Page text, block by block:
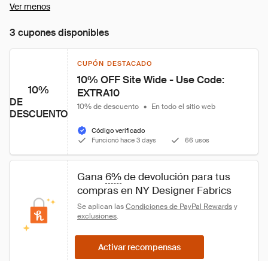
Ver menos
3 cupones disponibles
10%
DE
DESCUENTO
CUPÓN DESTACADO
10% OFF Site Wide - Use Code:
EXTRA10
10% de descuento • En todo el sitio web
Código verificado
Funcionó hace 3 days
66 usos
Gana 6% de devolución para tus
compras en NY Designer Fabrics
Se aplican las Condiciones de PayPal Rewards y
exclusiones.
Activar recompensas